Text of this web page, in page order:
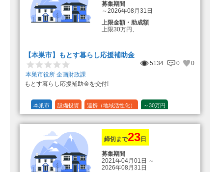
募集期間
～2026年08月31日
上限金額・助成額
上限30万円、
【本巣市】もとす暮らし応援補助金
5134 0
0
本巣市役所 企画財政課
もとす暮らし応援補助金を交付!
本巣市 設備投資 連携（地域活性化） ～30万円
締切まで23 日
募集期間
2021年04月01日 ～
2026年08月31日